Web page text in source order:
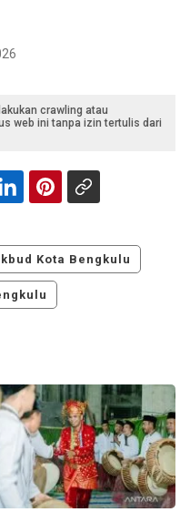
crawling atau
web ini tanpa izin tertulis dari
Kota Bengkulu